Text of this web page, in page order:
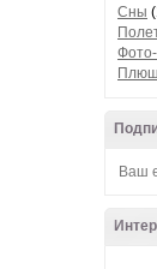
Сны
Фото-